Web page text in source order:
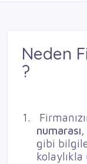
Neden
?
1.
numarası,
gibi
kolaylıkla